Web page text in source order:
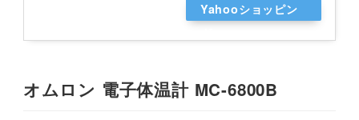
Yahooショッピン
オムロン 電子体温計 MC-6800B